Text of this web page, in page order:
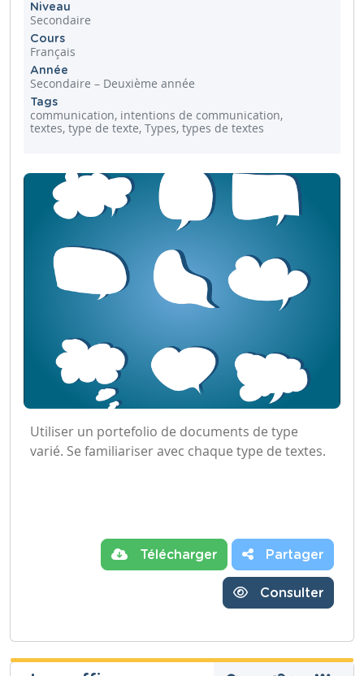
Niveau
Secondaire
Cours
Français
Année
Secondaire – Deuxième année
Tags
communication, intentions de communication,
textes, type de texte, Types, types de textes
Utiliser un portefolio de documents de type
varié. Se familiariser avec chaque type de textes.
Télécharger Partager
Consulter